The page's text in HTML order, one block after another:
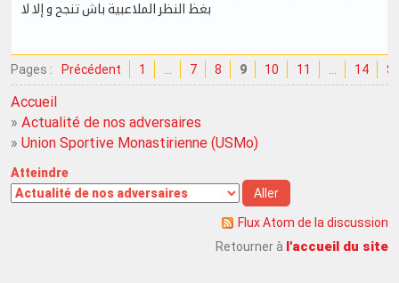
بغظ النظر الملاعبية باش تنجح و إلا لا
Pages : Précédent 1 … 7 8 9 10 11 … 14
Accueil
» Actualité de nos adversaires
» Union Sportive Monastirienne (USMo)
Atteindre
Flux Atom de la discussion
Retourner à l'accueil du site